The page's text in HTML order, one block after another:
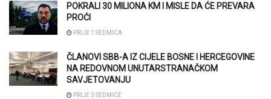
POKRALI 30 MILIONA KM I MISLE DA ĆE PREVARA
PROĆI
PRIJE 1 SEDMICA
ČLANOVI SBB-A IZ CIJELE BOSNE I HERCEGOVINE
NA REDOVNOM UNUTARSTRANAČKOM
SAVJETOVANJU
PRIJE 3 SEDMICE